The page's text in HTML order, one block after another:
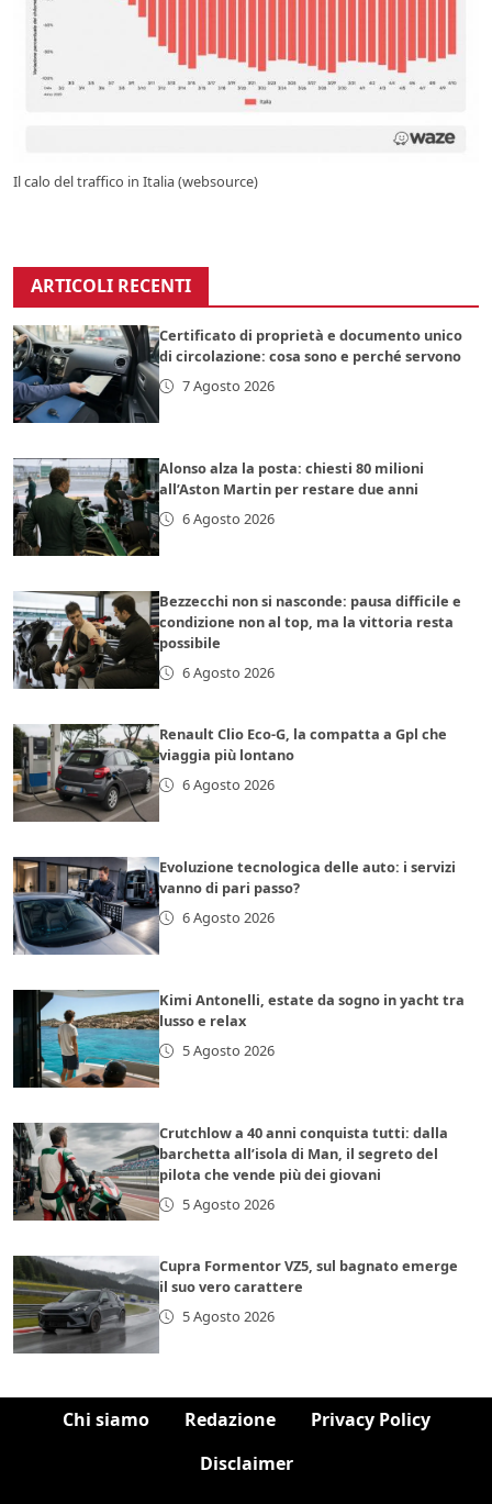
Il calo del traffico in Italia (websource)
ARTICOLI RECENTI
Certificato di proprietà e documento unico
di circolazione: cosa sono e perché servono
7 Agosto 2026
Alonso alza la posta: chiesti 80 milioni
all’Aston Martin per restare due anni
6 Agosto 2026
Bezzecchi non si nasconde: pausa difficile e
condizione non al top, ma la vittoria resta
possibile
6 Agosto 2026
Renault Clio Eco-G, la compatta a Gpl che
viaggia più lontano
6 Agosto 2026
Evoluzione tecnologica delle auto: i servizi
vanno di pari passo?
6 Agosto 2026
Kimi Antonelli, estate da sogno in yacht tra
lusso e relax
5 Agosto 2026
Crutchlow a 40 anni conquista tutti: dalla
barchetta all’isola di Man, il segreto del
pilota che vende più dei giovani
5 Agosto 2026
Cupra Formentor VZ5, sul bagnato emerge
il suo vero carattere
5 Agosto 2026
Chi siamo Redazione
Privacy Policy
Disclaimer